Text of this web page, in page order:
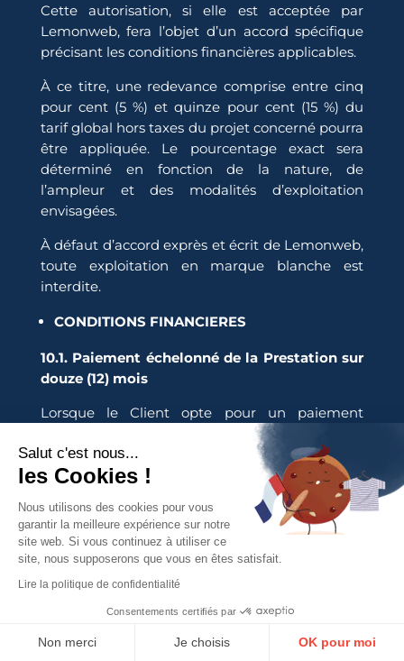
Cette autorisation, si elle est acceptée par
Lemonweb, fera l’objet d’un accord spécifique
précisant les conditions financières applicables.
À ce titre, une redevance comprise entre cinq
pour cent (5 %) et quinze pour cent (15 %) du
tarif global hors taxes du projet concerné pourra
être appliquée. Le pourcentage exact sera
déterminé en fonction de la nature, de
l’ampleur et des modalités d’exploitation
envisagées.
À défaut d’accord exprès et écrit de Lemonweb,
toute exploitation en marque blanche est
interdite.
CONDITIONS FINANCIERES
10.1. Paiement échelonné de la Prestation sur
douze (12) mois
Lorsque le Client opte pour un paiement
échelonné sur douze (12) mois, le prix total de la
Prestation est celui indiqué au Devis.
Les Parties reconnaissent expressément que ce
paiement échelonné ne constitue pas un
abonnement à un service récurrent, mais une
facilité de paiement accordée au Client pour le
règlement d’une Prestation globale,
déterminée et commandée au Devis.
Devis porte uniquement sur les modalités de
Salut c'est nous...
les Cookies !
Nous utilisons des cookies pour vous
garantir la meilleure expérience sur notre
site web. Si vous continuez à utiliser ce
site, nous supposerons que vous en êtes satisfait.
Lire la politique de confidentialité
Consentements certifiés par
Non merci Je choisis OK pour moi